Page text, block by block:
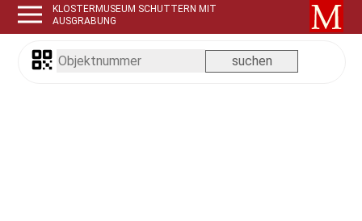
KLOSTERMUSEUM SCHUTTERN MIT
AUSGRABUNG